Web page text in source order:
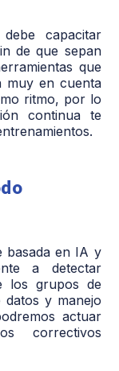
capacitar
de que sepan
que
muy en cuenta
ritmo, por lo
continua te
basada en IA y
a detectar
los grupos de
datos y manejo
actuar
correctivos